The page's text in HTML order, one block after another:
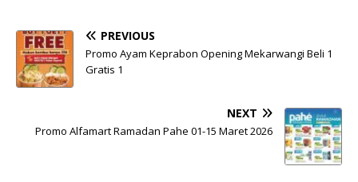
PREVIOUS
Promo Ayam Keprabon Opening Mekarwangi Beli 1
Gratis 1
NEXT
Promo Alfamart Ramadan Pahe 01-15 Maret 2026